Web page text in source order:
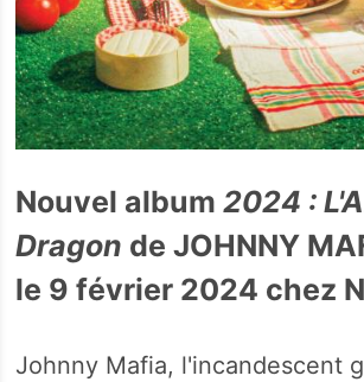
Nouvel album2024 :
Dragon de JOHNNY
le 9 février 2024 chez
Johnny Mafia, l'incandescent